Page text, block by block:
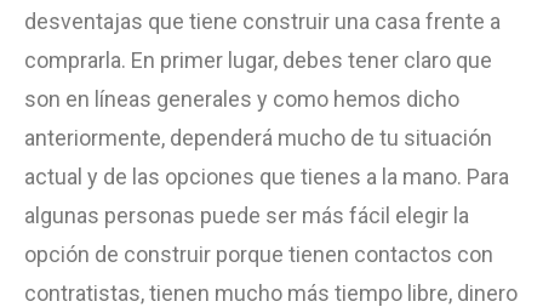
desventajas que tiene construir una casa frente a
comprarla. En primer lugar, debes tener claro que
son en líneas generales y como hemos dicho
anteriormente, dependerá mucho de tu situación
actual y de las opciones que tienes a la mano. Para
algunas personas puede ser más fácil elegir la
opción de construir porque tienen contactos con
contratistas, tienen mucho más tiempo libre, dinero